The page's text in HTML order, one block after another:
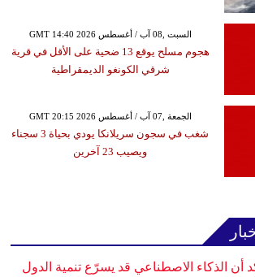
GMT 14:40 2026 السبت ,08 آب / أغسطس
هجوم مسلح يوقع 13 ضحية على الأقل في قرية
شرقي الكونغو الديمقراطية
GMT 20:15 2026 الجمعة ,07 آب / أغسطس
شغب في سجون سريلانكا يودي بحياة 3 سجناء
ويصيب 23 آخرين
أن الذكاء الاصطناعي قد يسرّع تنمية الدول